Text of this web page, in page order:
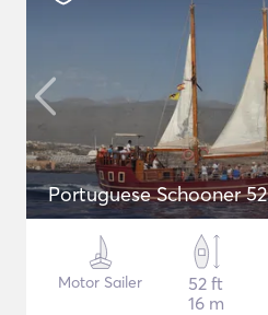
Portuguese Schooner 52
Motor Sailer
52 ft
16 m